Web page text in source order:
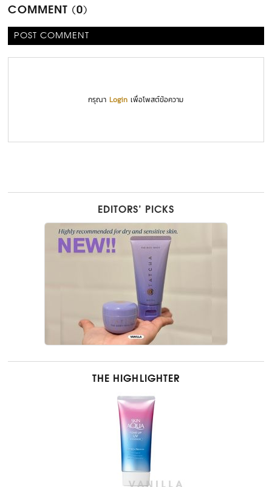
COMMENT (0)
POST COMMENT
กรุณาLogin เพื่อโพสต์ข้อความ
EDITORS’ PICKS
THE HIGHLIGHTER